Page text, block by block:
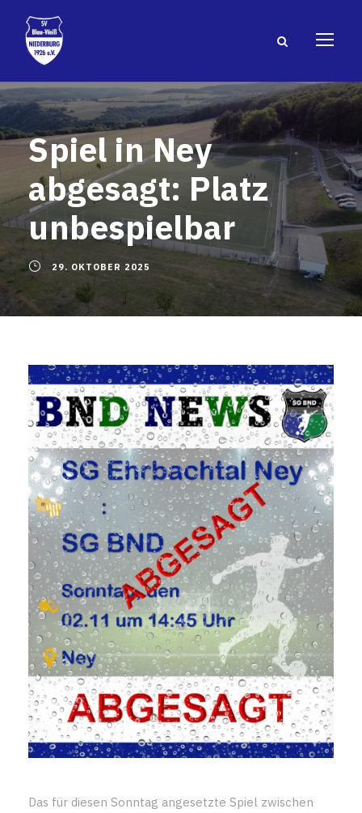
Spiel in Ney
abgesagt: Platz
unbespielbar
29. OKTOBER 2025
Das für diesen Sonntag angesetzte Spiel zwischen